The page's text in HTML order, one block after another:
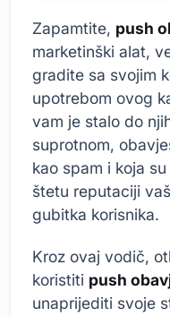
Zapamtite, push
marketinški alat,
gradite sa svojim
upotrebom ovog
vam je stalo do
suprotnom,
kao spam i koja
štetu reputaciji
gubitka korisnika.
Kroz ovaj vodič,
koristiti push
unaprijediti svoje